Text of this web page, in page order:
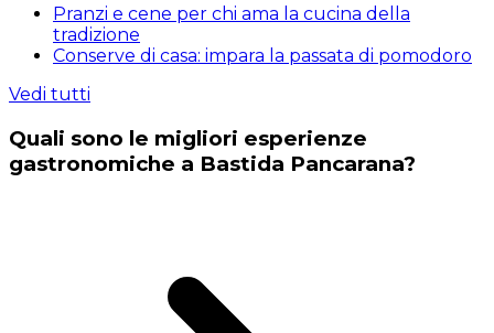
Pranzi e cene per chi ama la cucina della
tradizione
Conserve di casa: impara la passata di pomodoro
Vedi tutti
Quali sono le migliori esperienze
gastronomiche a Bastida Pancarana?